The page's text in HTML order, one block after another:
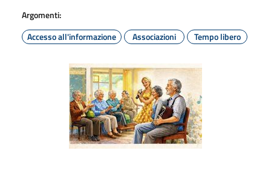
Argomenti:
Accesso all'informazione
Associazioni Tempo libero